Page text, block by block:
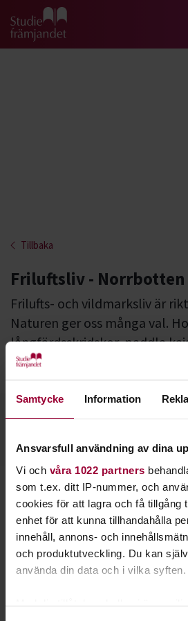
Samtycke Information
Ansvarsfull användning av dina
Vi och våra 1022 partners
som t.ex. ditt IP-nummer, och
cookies för att lagra och få tillgång
enhet för att kunna tillhandahålla
innehåll, annons- och
och produktutveckling. Du kan
använda din data och i vilka syften.
Gå till studiefrämjandets startsida
Tillbaka
Friluftsliv - Norrbotten
Frilufts- och vildmarksliv är
Naturen ger oss många val.
långfärdsskridskor, paddla
inspirerande vandringar.
Greenteam
Friluftsliv kan handla om att
kan också handla om överlevnad i
prova på geocaching ,kajak ,
plogging
Genomallemansrätten har vi alla
vi har också ett ansvar att använda
fina natur med skogar, sjöar och